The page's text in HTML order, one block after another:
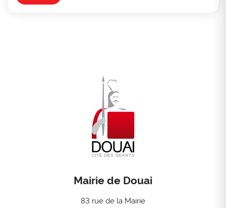
Mairie de Douai
83 rue de la Mairie